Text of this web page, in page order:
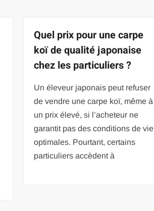
Quel prix pour une carpe
koï de qualité japonaise
chez les particuliers ?
Un éleveur japonais peut refuser
de vendre une carpe koï, même à
un prix élevé, si l’acheteur ne
garantit pas des conditions de vie
optimales. Pourtant, certains
particuliers accèdent à